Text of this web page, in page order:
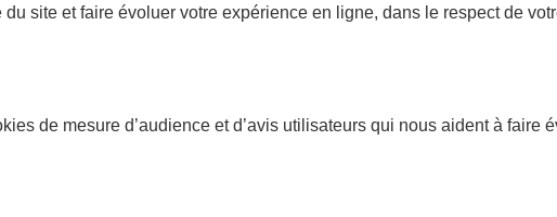
site et faire évoluer votre expérience en ligne, dans le respect de
de mesure d’audience et d’avis utilisateurs qui nous aident à faire